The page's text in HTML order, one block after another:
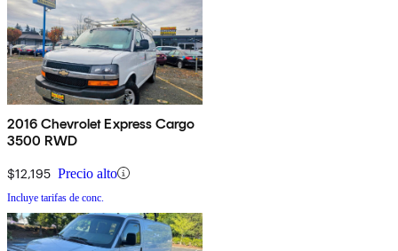
2016 Chevrolet Express Cargo
3500 RWD
$12,195 Precio alto
Incluye tarifas de conc.